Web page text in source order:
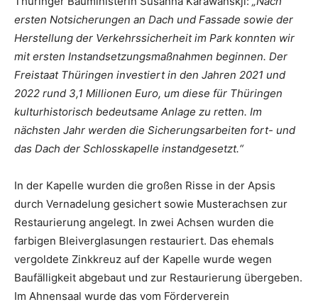
ersten Notsicherungen an Dach und Fassade sowie der
Herstellung der Verkehrssicherheit im Park konnten wir
mit ersten Instandsetzungsmaßnahmen beginnen. Der
Freistaat Thüringen investiert in den Jahren 2021 und
2022 rund 3,1 Millionen Euro, um diese für Thüringen
kulturhistorisch bedeutsame Anlage zu retten. Im
nächsten Jahr werden die Sicherungsarbeiten fort- und
das Dach der Schlosskapelle instandgesetzt.“
In der Kapelle wurden die großen Risse in der Apsis
durch Vernadelung gesichert sowie Musterachsen zur
Restaurierung angelegt. In zwei Achsen wurden die
farbigen Bleiverglasungen restauriert. Das ehemals
vergoldete Zinkkreuz auf der Kapelle wurde wegen
Baufälligkeit abgebaut und zur Restaurierung übergeben.
Im Ahnensaal wurde das vom Förderverein